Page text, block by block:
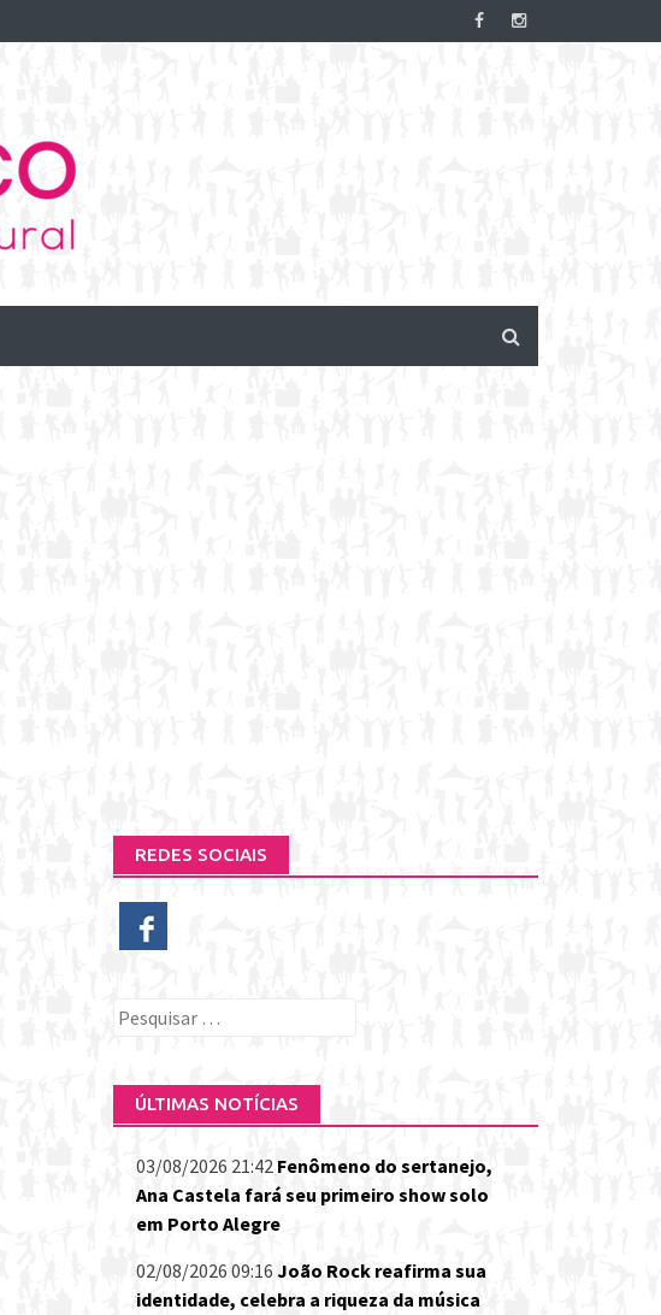
REDES SOCIAIS
Pesquisar
ÚLTIMAS NOTÍCIAS
03/08/2026 21:42 Fenômeno do sertanejo,
Ana Castela fará seu primeiro show solo
em Porto Alegre
02/08/2026 09:16 João Rock reafirma sua
identidade, celebra a riqueza da música